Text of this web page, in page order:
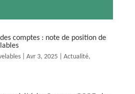
comptes : note de position de
| Avr 3, 2025| Actualité,